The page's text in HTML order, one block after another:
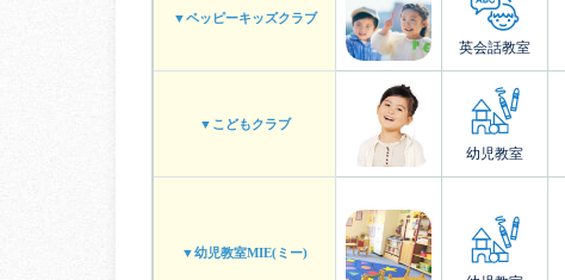
▼ペッピーキッズクラブ
英会話教室
▼こどもクラブ
幼児教室
▼幼児教室MIE(ミー)